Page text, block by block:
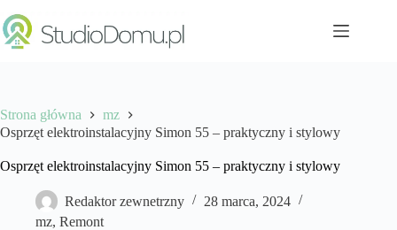
do
treści
Strona główna
mz
Osprzęt elektroinstalacyjny Simon 55 – praktyczny i stylowy
Osprzęt elektroinstalacyjny Simon 55 – praktyczny i stylowy
Redaktor zewnetrzny
28 marca, 2024
mz, Remont